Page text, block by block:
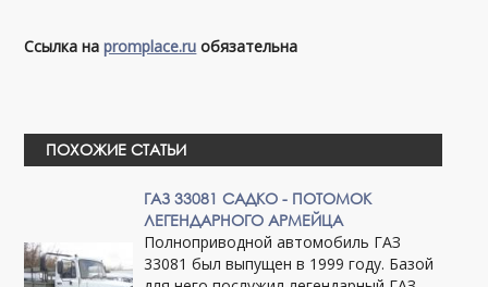
Ссылка наpromplace.ru обязательна
ПОХОЖИЕ СТАТЬИ
ГАЗ 33081 САДКО - ПОТОМОК
ЛЕГЕНДАРНОГО АРМЕЙЦА
Полноприводной автомобиль ГАЗ
33081 был выпущен в 1999 году. Базой